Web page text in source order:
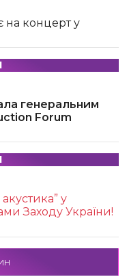
на концерт у
генеральним
Forum
у
Заходу України!